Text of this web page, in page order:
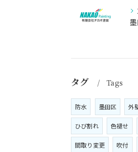
タグ Tags
防水 墨田区 外
ひび割れ 色褪せ
間取り変更 吹付